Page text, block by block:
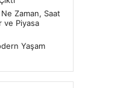
Ne Zaman, Saat
ve Piyasa
Yaşam